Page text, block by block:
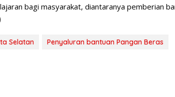
bagi masyarakat, diantaranya pemberian
Selatan Penyaluran bantuan Pangan Beras